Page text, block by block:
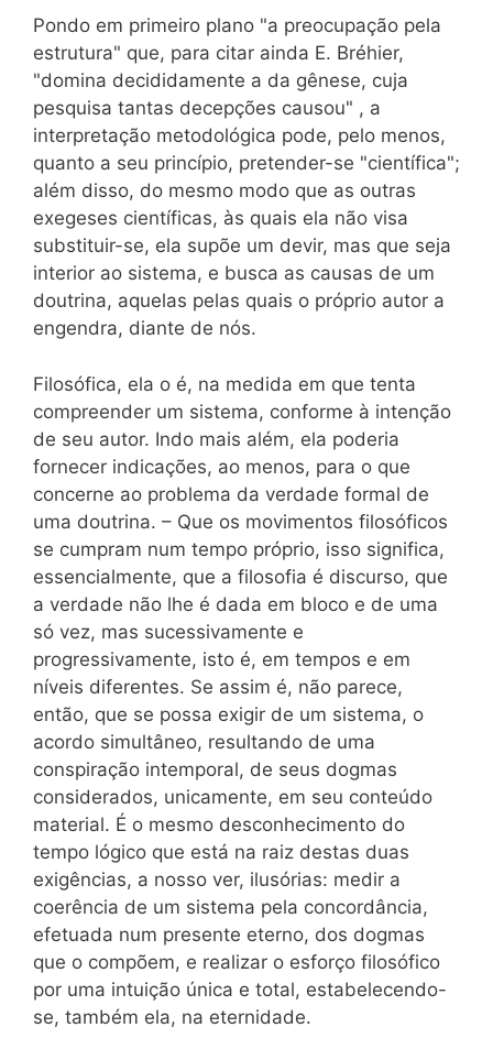
Pondo em primeiro plano "a preocupação pela
estrutura" que, para citar ainda E. Bréhier,
"domina decididamente a da gênese, cuja
pesquisa tantas decepções causou" , a
interpretação metodológica pode, pelo menos,
quanto a seu princípio, pretender-se "científica";
além disso, do mesmo modo que as outras
exegeses científicas, às quais ela não visa
substituir-se, ela supõe um devir, mas que seja
interior ao sistema, e busca as causas de um
doutrina, aquelas pelas quais o próprio autor a
engendra, diante de nós.
Filosófica, ela o é, na medida em que tenta
compreender um sistema, conforme à intenção
de seu autor. Indo mais além, ela poderia
fornecer indicações, ao menos, para o que
concerne ao problema da verdade formal de
uma doutrina. – Que os movimentos filosóficos
se cumpram num tempo próprio, isso significa,
essencialmente, que a filosofia é discurso, que
a verdade não lhe é dada em bloco e de uma
só vez, mas sucessivamente e
progressivamente, isto é, em tempos e em
níveis diferentes. Se assim é, não parece,
então, que se possa exigir de um sistema, o
acordo simultâneo, resultando de uma
conspiração intemporal, de seus dogmas
considerados, unicamente, em seu conteúdo
material. É o mesmo desconhecimento do
tempo lógico que está na raiz destas duas
exigências, a nosso ver, ilusórias: medir a
coerência de um sistema pela concordância,
efetuada num presente eterno, dos dogmas
que o compõem, e realizar o esforço filosófico
por uma intuição única e total, estabelecendo-
se, também ela, na eternidade.